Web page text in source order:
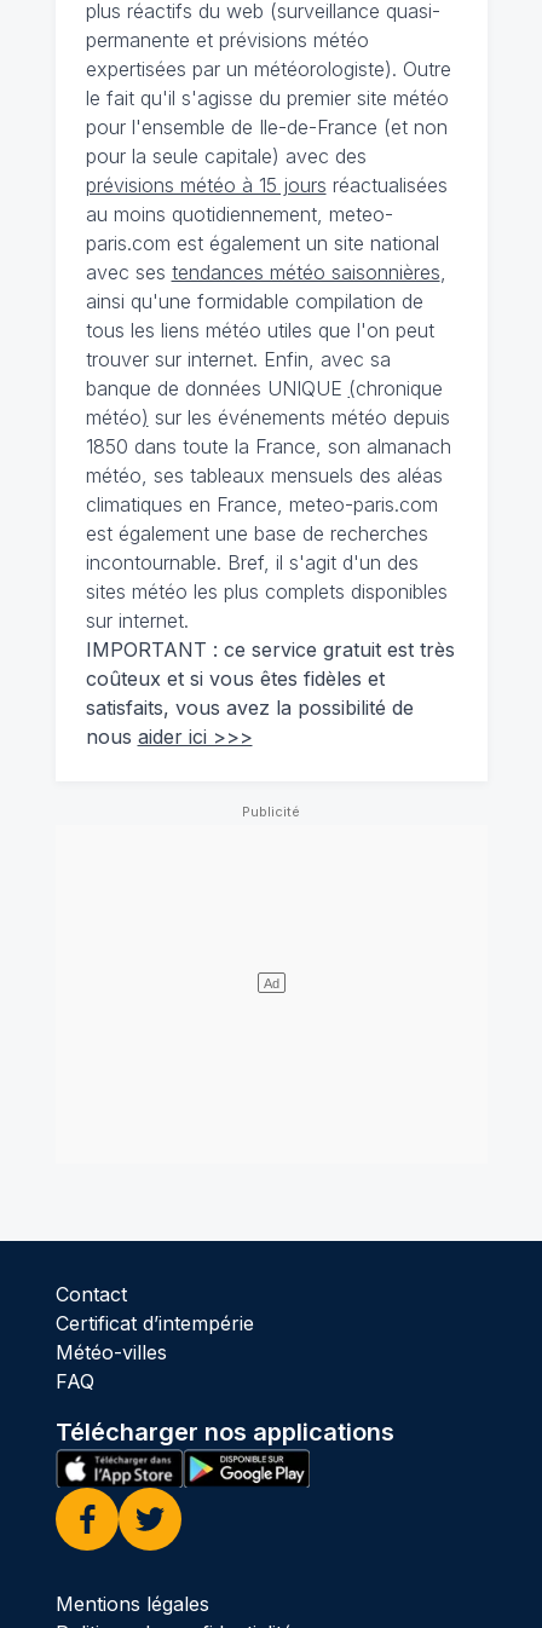
plus réactifs du web (surveillance quasi-
permanente et prévisions météo
expertisées par un météorologiste). Outre
le fait qu'il s'agisse du premier site météo
pour l'ensemble de Ile-de-France (et non
pour la seule capitale) avec des
prévisions météo à 15 jours réactualisées
au moins quotidiennement, meteo-
paris.com est également un site national
avec ses tendances météo saisonnières,
ainsi qu'une formidable compilation de
tous les liens météo utiles que l'on peut
trouver sur internet. Enfin, avec sa
banque de données UNIQUE (chronique
météo) sur les événements météo depuis
1850 dans toute la France, son almanach
météo, ses tableaux mensuels des aléas
climatiques en France, meteo-paris.com
est également une base de recherches
incontournable. Bref, il s'agit d'un des
sites météo les plus complets disponibles
sur internet.
IMPORTANT : ce service gratuit est très
coûteux et si vous êtes fidèles et
satisfaits, vous avez la possibilité de
nous aider ici >>>
Contact
Certificat d’intempérie
Météo-villes
FAQ
Télécharger nos applications
Facebook
Twitter
Mentions légales